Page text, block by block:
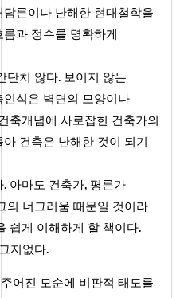
론이나 난해한 현대철학을
과 정수를 명확하게
단치 않다. 보이지 않는
식은 벽면의 모양이나
축개념에 사로잡힌 건축가의
건축은 난해한 것이 되기
. 아마도 건축가, 평론가
의 너그러움 때문일 것이라
쉽게 이해하게 할 책이다.
지없다.
어진 모순에 비판적 태도를